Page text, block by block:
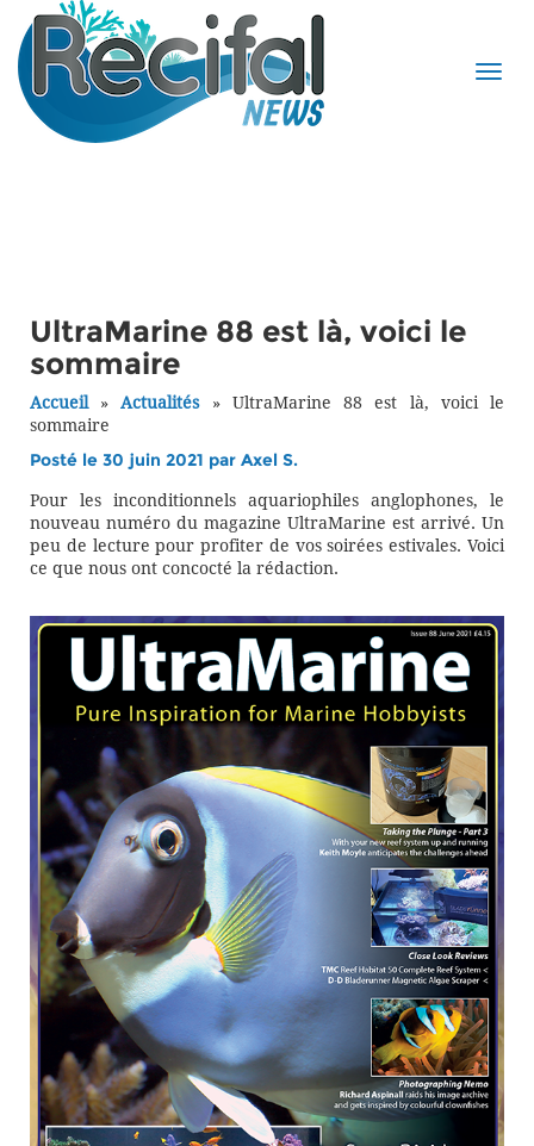
UltraMarine 88 est là, voici le
sommaire
Accueil»Actualités» UltraMarine 88 est là, voici le
sommaire
Posté le 30 juin 2021 par Axel S.
Pour les inconditionnels aquariophiles anglophones, le
nouveau numéro du magazine UltraMarine est arrivé. Un
peu de lecture pour profiter de vos soirées estivales. Voici
ce que nous ont concocté la rédaction.